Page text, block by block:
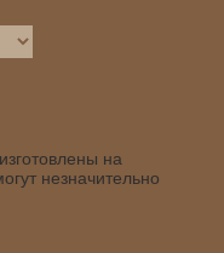
на
незначительно